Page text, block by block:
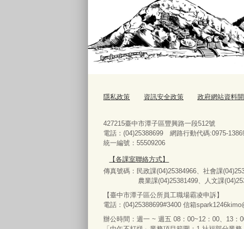
隱私政策 資訊安全政策 政府網站資料
427215臺中市潭子區豐興路一段512號
電話：(04)25388699 網路行動代碼:0975-
統一編號：55509206
【各課室聯絡方式】
傳真號碼：民政課(04)25384966、社會課
農業課(04)25381499、人文課
【臺中市潭子區公所員工職場霸凌申訴】
電話：(04)25388699#3400 信箱
辦公時間：週一 ~ 週五 08：00~12：00、13：